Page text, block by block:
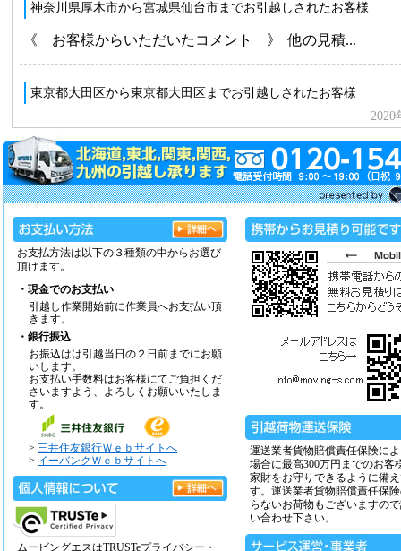
お支払方法は以下の３種類の中からお選び
頂けます。
・現金でのお支払い
引越し作業開始前に作業員へお支払い頂
きます。
・銀行振込
お振込はは引越当日の２日前までにお願
いします。
お支払い手数料はお客様にてご負担くだ
さいますよう、よろしくお願いいたしま
す。
> 三井住友銀行Ｗｅｂサイトへ
> イーバンクＷｅｂサイトへ
ムービングエスはTRUSTeプライバシー・
運送業者貨物賠償責任保険に
場合に最高300万円までのお客
家財をお守りできるように備
す。運送業者貨物賠償責任保
らないお荷物もございますの
い合わせ下さい。